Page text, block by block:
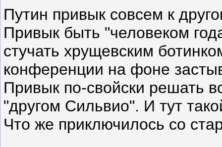
Путин привык совсем к
Привык быть "человеком
стучать хрущевским
конференции на фоне
Привык по-свойски решать
"другом Сильвио". И тут
Что же приключилось со